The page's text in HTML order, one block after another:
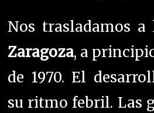
Nos trasladamos a
Zaragoza, a
de 1970. El
su ritmo febril. Las